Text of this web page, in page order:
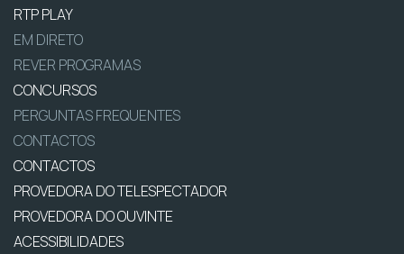
RTP PLAY
EM DIRETO
REVER PROGRAMAS
CONCURSOS
PERGUNTAS FREQUENTES
CONTACTOS
CONTACTOS
PROVEDORA DO TELESPECTADOR
PROVEDORA DO OUVINTE
ACESSIBILIDADES